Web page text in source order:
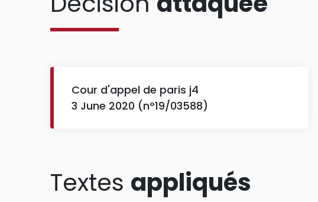
Cour d'appel de paris j4
3 June 2020 (n°19/03588)
Textes appliqués